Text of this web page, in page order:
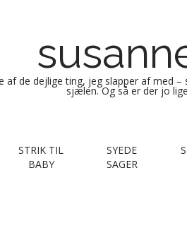
af de dejlige ting, jeg slapper af med
sjælen. Og så er der jo
STRIK TIL
BABY
SYEDE
SAGER